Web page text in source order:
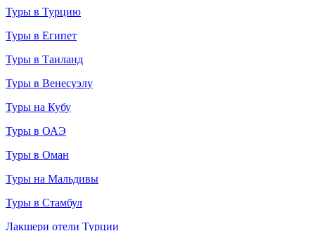
Туры в Турцию
Туры в Египет
Туры в Таиланд
Туры в Венесуэлу
Туры на Кубу
Туры в ОАЭ
Туры в Оман
Туры на Мальдивы
Туры в Стамбул
Лакшери отели Турции